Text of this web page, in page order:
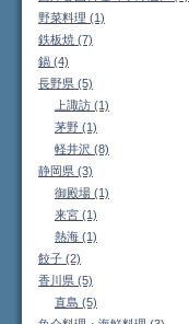
野菜料理 (1)
鉄板焼 (7)
鍋 (4)
長野県 (5)
上諏訪 (1)
茅野 (1)
軽井沢 (8)
静岡県 (3)
御殿場 (1)
来宮 (1)
熱海 (1)
餃子 (2)
香川県 (5)
直島 (5)